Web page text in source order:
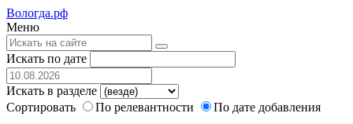
Вологда.рф
Меню
Искать по дате
Искать в разделе
Сортировать
По релевантности
По дате добавления